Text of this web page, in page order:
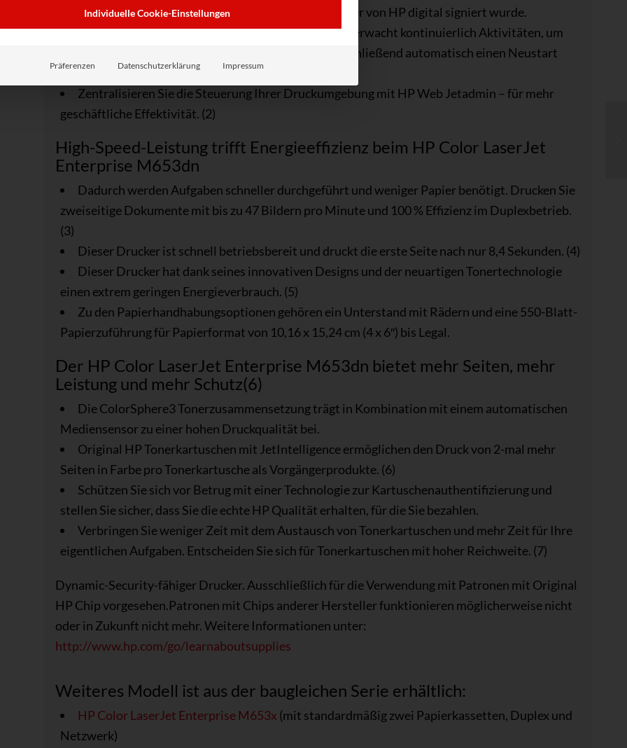
sich um authentischen, einwandfreien Code handelt, der von HP digital signiert wurde.
Die Angriffserkennung in der Laufzeitumgebung überwacht kontinuierlich Aktivitäten, um
Angriffe zu erkennen und zu verhindern, und führt anschließend automatisch einen Neustart
durch.
Zentralisieren Sie die Steuerung Ihrer Druckumgebung mit HP Web Jetadmin – für mehr
geschäftliche Effektivität. (2)
High-Speed-Leistung trifft Energieeffizienz beim HP Color LaserJet
Enterprise M653dn
Dadurch werden Aufgaben schneller durchgeführt und weniger Papier benötigt. Drucken Sie
zweiseitige Dokumente mit bis zu 47 Bildern pro Minute und 100 % Effizienz im Duplexbetrieb.
(3)
Dieser Drucker ist schnell betriebsbereit und druckt die erste Seite nach nur 8,4 Sekunden. (4)
Dieser Drucker hat dank seines innovativen Designs und der neuartigen Tonertechnologie
einen extrem geringen Energieverbrauch. (5)
Zu den Papierhandhabungsoptionen gehören ein Unterstand mit Rädern und eine 550-Blatt-
Papierzuführung für Papierformat von 10,16 x 15,24 cm (4 x 6″) bis Legal.
Der HP Color LaserJet Enterprise M653dn bietet mehr Seiten, mehr
Leistung und mehr Schutz(6)
Die ColorSphere3 Tonerzusammensetzung trägt in Kombination mit einem automatischen
Mediensensor zu einer hohen Druckqualität bei.
Original HP Tonerkartuschen mit JetIntelligence ermöglichen den Druck von 2-mal mehr
Seiten in Farbe pro Tonerkartusche als Vorgängerprodukte. (6)
Schützen Sie sich vor Betrug mit einer Technologie zur Kartuschenauthentifizierung und
stellen Sie sicher, dass Sie die echte HP Qualität erhalten, für die Sie bezahlen.
Verbringen Sie weniger Zeit mit dem Austausch von Tonerkartuschen und mehr Zeit für Ihre
eigentlichen Aufgaben. Entscheiden Sie sich für Tonerkartuschen mit hoher Reichweite. (7)
Dynamic-Security-fähiger Drucker. Ausschließlich für die Verwendung mit Patronen mit Original
HP Chip vorgesehen.Patronen mit Chips anderer Hersteller funktionieren möglicherweise nicht
oder in Zukunft nicht mehr. Weitere Informationen unter:
http://www.hp.com/go/learnaboutsupplies
Weiteres Modell ist aus der baugleichen Serie erhältlich:
HP Color LaserJet Enterprise M653x (mit standardmäßig zwei Papierkassetten, Duplex und
Netzwerk)
Individuelle Cookie-Einstellungen
Präferenzen Datenschutzerklärung Impressum